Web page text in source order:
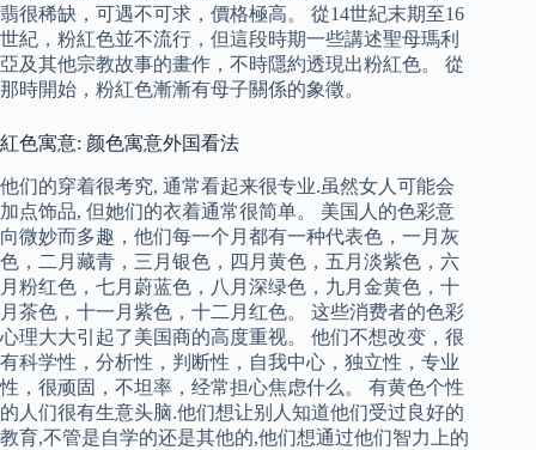
翡很稀缺，可遇不可求，價格極高。 從14世紀末期至16
世紀，粉紅色並不流行，但這段時期一些講述聖母瑪利
亞及其他宗教故事的畫作，不時隱約透現出粉紅色。 從
那時開始，粉紅色漸漸有母子關係的象徵。
紅色寓意: 颜色寓意外国看法
他们的穿着很考究, 通常看起来很专业.虽然女人可能会
加点饰品, 但她们的衣着通常很简单。 美国人的色彩意
向微妙而多趣，他们每一个月都有一种代表色，一月灰
色，二月藏青，三月银色，四月黄色，五月淡紫色，六
月粉红色，七月蔚蓝色，八月深绿色，九月金黄色，十
月茶色，十一月紫色，十二月红色。 这些消费者的色彩
心理大大引起了美国商的高度重视。 他们不想改变，很
有科学性，分析性，判断性，自我中心，独立性，专业
性，很顽固，不坦率，经常担心焦虑什么。 有黄色个性
的人们很有生意头脑.他们想让别人知道他们受过良好的
教育,不管是自学的还是其他的,他们想通过他们智力上的